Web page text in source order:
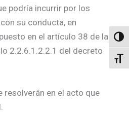
podría incurrir por los
su conducta, en
en el artículo 38 de la ley
2.2.6.1.2.2.1 del decreto
resolverán en el acto que